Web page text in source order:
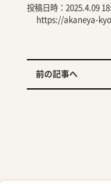
投稿日時：2025.4.09
https://akaneya-
前の記事へ